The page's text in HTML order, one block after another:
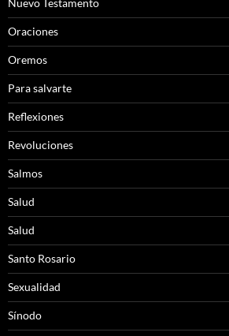
Nuevo Testamento
Oraciones
Oremos
Para salvarte
Reflexiones
Revoluciones
Salmos
Salud
Salud
Santo Rosario
Sexualidad
Sínodo